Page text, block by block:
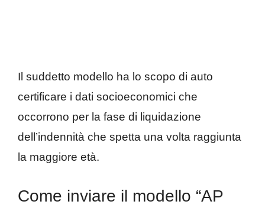
Il suddetto modello ha lo scopo di auto
certificare i dati socioeconomici che
occorrono per la fase di liquidazione
dell’indennità che spetta una volta raggiunta
la maggiore età.
Come inviare il modello “AP